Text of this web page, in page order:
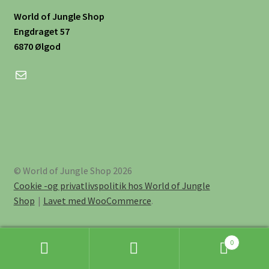
World of Jungle Shop
Engdraget 57
6870 Ølgod
Mail
© World of Jungle Shop 2026
Cookie -og privatlivspolitik hos World of Jungle
Shop
Lavet med WooCommerce.
0